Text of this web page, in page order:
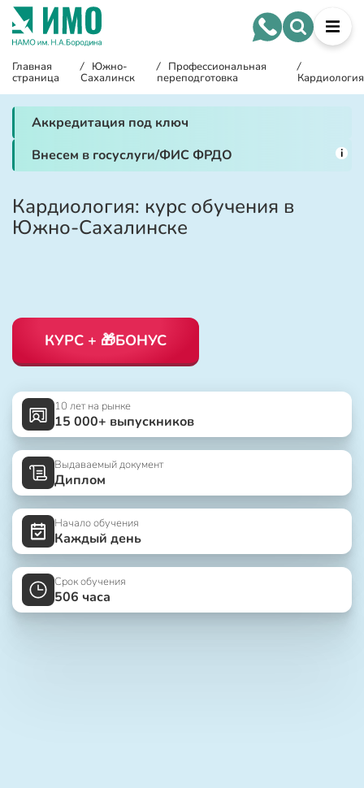
Главная
страница
/ Южно-
Сахалинск
/ Профессиональная
переподготовка
/
Кардиология
Аккредитация под ключ
Внесем в госуслуги/ФИС ФРДО
i
Кардиология: курс обучения в
Южно-Сахалинске
КУРС + 🎁БОНУС
10 лет на рынке
15 000+ выпускников
Выдаваемый документ
Диплом
Начало обучения
Каждый день
Срок обучения
506 часа